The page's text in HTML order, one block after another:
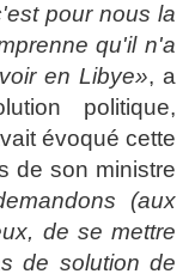
pour nous la
qu'il n'a
en Libye», a
politique,
évoqué cette
de son ministre
(aux
de se mettre
de solution de